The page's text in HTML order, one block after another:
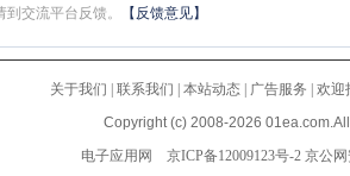
交流平台反馈。 【反馈意见】
关于我们 联系我们 本站动态 广告服务 欢迎
Copyright (c) 2008-2026
电子应用网
京ICP备12009123号-2 京公网